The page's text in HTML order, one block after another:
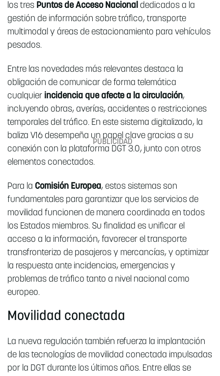
los tres Puntos de Acceso Nacional dedicados a la
gestión de información sobre tráfico, transporte
multimodal y áreas de estacionamiento para vehículos
pesados.
Entre las novedades más relevantes destaca la
obligación de comunicar de forma telemática
cualquier incidencia que afecte a la circulación,
incluyendo obras, averías, accidentes o restricciones
temporales del tráfico. En este sistema digitalizado, la
baliza V16 desempeña un papel clave gracias a su
conexión con la plataforma DGT 3.0, junto con otros
elementos conectados.
Para la Comisión Europea, estos sistemas son
fundamentales para garantizar que los servicios de
movilidad funcionen de manera coordinada en todos
los Estados miembros. Su finalidad es unificar el
acceso a la información, favorecer el transporte
transfronterizo de pasajeros y mercancías, y optimizar
la respuesta ante incidencias, emergencias y
problemas de tráfico tanto a nivel nacional como
europeo.
Movilidad conectada
La nueva regulación también refuerza la implantación
de las tecnologías de movilidad conectada impulsadas
por la DGT durante los últimos años. Entre ellas se